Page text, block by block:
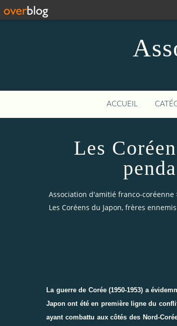
ACCUEIL
Les
Association d'amitié franco-coréenne
Les Coréens du Japon, frères
La guerre de Corée (1950-1953) a
Japon ont été en première ligne du
ayant combattu aux côtés des Nord-